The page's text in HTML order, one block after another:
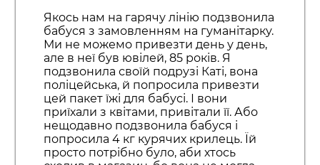
Якось нам на гарячу лінію подзвонила
бабуся з замовленням на гуманітарку.
Ми не можемо привезти день у день,
але в неї був ювілей, 85 років. Я
подзвонила своїй подрузі Каті, вона
поліцейська, й попросила привезти
цей пакет їжі для бабусі. І вони
приїхали з квітами, привітали її. Або
нещодавно подзвонила бабуся і
попросила 4 кг курячих крилець. Їй
просто потрібно було, аби хтось